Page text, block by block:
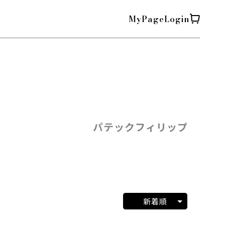
MyPageLogin
パテックフィリップ
新着順